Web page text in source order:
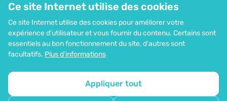
Ce site Internet utilise des cookies
Ce site Internet utilise des cookies pour améliorer votre
expérience d'utilisateur et vous fournir du contenu. Certains sont
essentiels au bon fonctionnement du site, d'autres sont
facultatifs. Plus d'informations
Appliquer tout
Assistance et commandes
Possibilité de paiement par carte. Protection garantie des données
personnelles via le cryptage SSL.
Plan du site